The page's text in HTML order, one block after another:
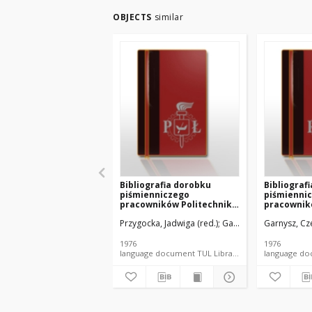
OBJECTS similar
Bibliografia dorobku
piśmienniczego
pracowników Politechniki
1974
Przygocka, Jadwiga (red.) Garnysz, Czesława.
1976
language document TUL Library document
1974
Garnysz,
1976